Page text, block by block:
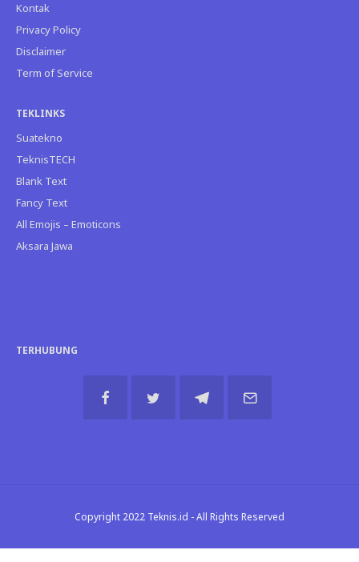
Kontak
Privacy Policy
Disclaimer
Term of Service
TEKLINKS
Suatekno
TeknisTECH
Blank Text
Fancy Text
All Emojis – Emoticons
Aksara Jawa
TERHUBUNG
Copyright 2022 Teknis.id - All Rights Reserved